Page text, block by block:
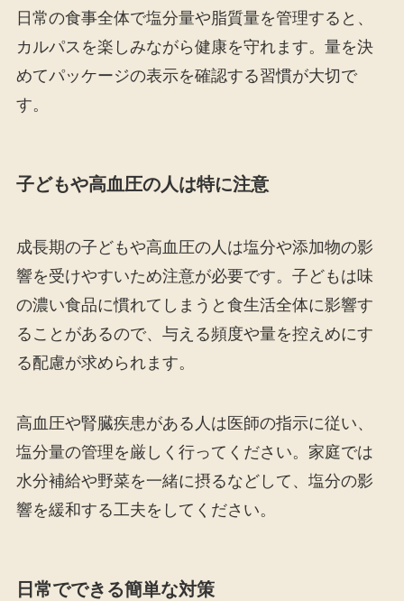
日常の食事全体で塩分量や脂質量を管理すると、
カルパスを楽しみながら健康を守れます。量を決
めてパッケージの表示を確認する習慣が大切で
す。
子どもや高血圧の人は特に注意
成長期の子どもや高血圧の人は塩分や添加物の影
響を受けやすいため注意が必要です。子どもは味
の濃い食品に慣れてしまうと食生活全体に影響す
ることがあるので、与える頻度や量を控えめにす
る配慮が求められます。
高血圧や腎臓疾患がある人は医師の指示に従い、
塩分量の管理を厳しく行ってください。家庭では
水分補給や野菜を一緒に摂るなどして、塩分の影
響を緩和する工夫をしてください。
日常でできる簡単な対策